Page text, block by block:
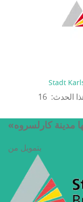
Stadt
مدينة كارلسروه
بتمويل من